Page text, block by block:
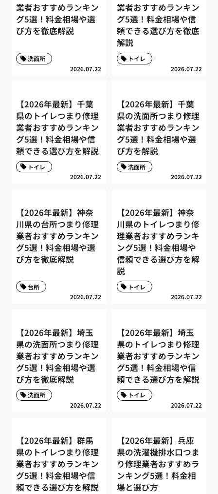
業者おすすめランキン
グ5選！料金相場や選
び方を徹底解説
2026.07.22
洗面所
業者おすすめランキン
グ5選！料金相場や信
頼できる選び方を徹底
解説
2026.07.22
トイレ
【2026年最新】千葉
県のトイレつまり修理
業者おすすめランキン
グ5選！料金相場や信
頼できる選び方を解説
2026.07.22
トイレ
【2026年最新】千葉
県の洗面所つまり修理
業者おすすめランキン
グ5選！料金相場や選
び方を解説
2026.07.22
洗面所
【2026年最新】神奈
川県の台所つまり修理
業者おすすめランキン
グ5選！料金相場や選
び方を徹底解説
2026.07.22
台所
【2026年最新】神奈
川県のトイレつまり修
理業者おすすめランキ
ング5選！料金相場や
信頼できる選び方を解
説
2026.07.22
トイレ
【2026年最新】埼玉
県の洗面所つまり修理
業者おすすめランキン
グ5選！料金相場や選
び方を徹底解説
2026.07.22
洗面所
【2026年最新】埼玉
県のトイレつまり修理
業者おすすめランキン
グ5選！料金相場や信
頼できる選び方を解説
2026.07.22
トイレ
【2026年最新】群馬
県のトイレつまり修理
業者おすすめランキン
グ5選！料金相場や信
頼できる選び方を解説
【2026年最新】兵庫
県の洗濯機排水口つま
り修理業者おすすめラ
ンキング5選！料金相
場と選び方